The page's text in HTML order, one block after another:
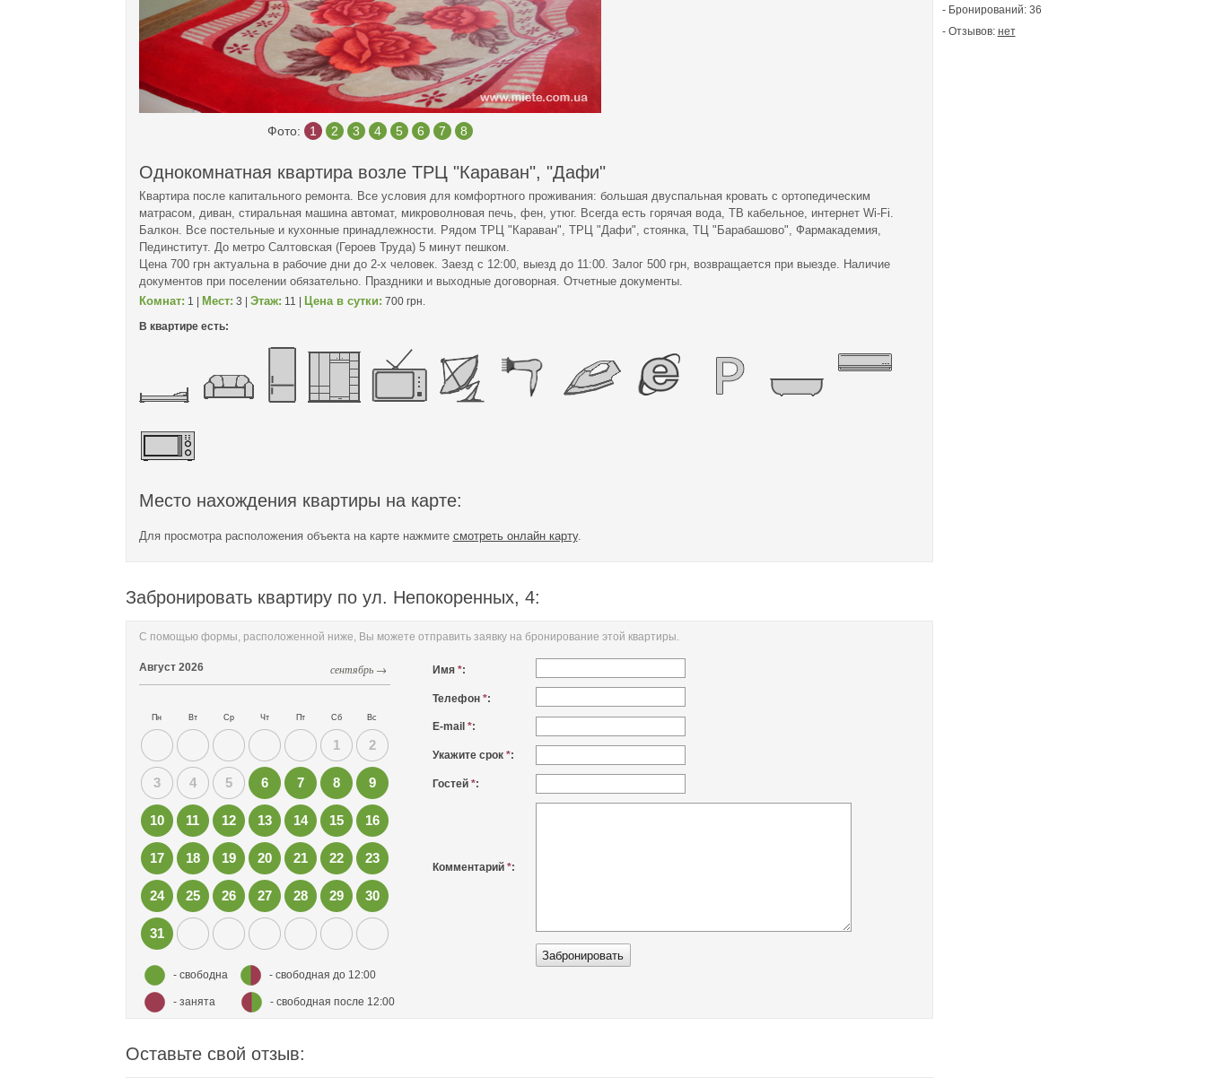
- Бронирований: 36
- Отзывов: нет
Фото: 1 2 3 4 5 6 7 8
Однокомнатная квартира возле ТРЦ "Караван", "Дафи"
Квартира после капитального ремонта. Все условия для комфортного проживания: большая двуспальная кровать с ортопедическим
матрасом, диван, стиральная машина автомат, микроволновая печь, фен, утюг. Всегда есть горячая вода, ТВ кабельное, интернет Wі-Fі.
Балкон. Все постельные и кухонные принадлежности. Рядом ТРЦ "Караван", ТРЦ "Дафи", стоянка, ТЦ "Барабашово", Фармакадемия,
Пединститут. До метро Салтовская (Героев Труда) 5 минут пешком.
Цена 700 грн актуальна в рабочие дни до 2-х человек. Заезд с 12:00, выезд до 11:00. Залог 500 грн, возвращается при выезде. Наличие
документов при поселении обязательно. Праздники и выходные договорная. Отчетные документы.
Комнат: 1 | Мест: 3 | Этаж: 11 | Цена в сутки: 700 грн.
В квартире есть:
Место нахождения квартиры на карте:
Для просмотра расположения объекта на карте нажмите смотреть онлайн карту.
Забронировать квартиру по ул. Непокоренных, 4:
С помощью формы, расположенной ниже, Вы можете отправить заявку на бронирование этой квартиры.
сентябрь →
Август 2026
Пн Вт Ср Чт Пт Сб Вс
1 2
3 4 5 6 7 8 9
10 11 12 13 14 15 16
17 18 19 20 21 22 23
24 25 26 27 28 29 30
31
- свободна - свободная до 12:00
- занята - свободная после 12:00
Имя *:
Телефон *:
E-mail *:
Укажите срок *:
Гостей *:
Комментарий *:
Оставьте свой отзыв: